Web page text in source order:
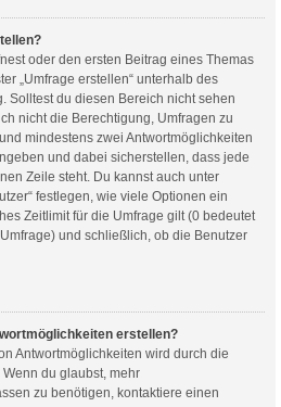
oder den ersten Beitrag eines Themas
„Umfrage erstellen“ unterhalb des
Solltest du diesen Bereich nicht sehen
nicht die Berechtigung, Umfragen zu
mindestens zwei Antwortmöglichkeiten
und dabei sicherstellen, dass jede
Zeile steht. Du kannst auch unter
festlegen, wie viele Optionen ein
Zeitlimit für die Umfrage gilt (0 bedeutet
und schließlich, ob die Benutzer
erstellen?
Antwortmöglichkeiten wird durch die
du glaubst, mehr
zu benötigen, kontaktiere einen